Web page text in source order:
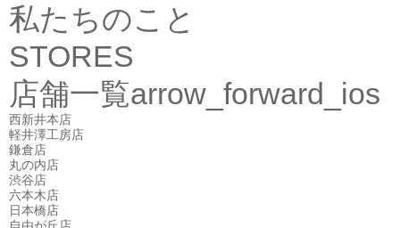
私たちのこと
STORES
店舗一覧arrow_forward_ios
西新井本店
軽井澤工房店
鎌倉店
丸の内店
渋谷店
六本木店
日本橋店